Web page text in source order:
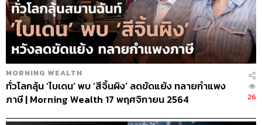
MORNING WEALTH
ทั่วโลกลุ้น ‘ไบเดน’ พบ ‘สีจิ้นผิง’ ลดขัดแย้ง ทลายกำแพง
ภาษี | Morning Wealth 17 พฤศจิกายน 2564
26